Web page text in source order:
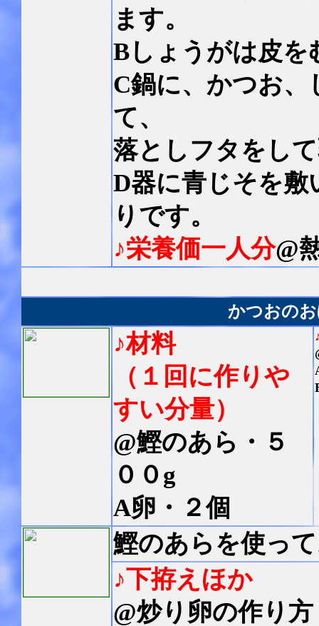
ます。
Bしょうがは皮を
C鍋に、かつお、
て、
落としフタをし
D器に青じそを敷
りです。
♪栄養価一人分@
かつおの
♪材料
（ １回に作りや
すい分量）
@鰹のあら・５
００g
A卵・２個
鰹のあらを使っ
♪下拵えほか
@炒り卵の作り